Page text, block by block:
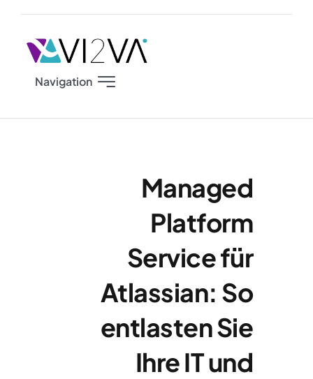
springen
Navigation
Start
Managed
Platform
Service für
Atlassian: So
entlasten Sie
Ihre IT und